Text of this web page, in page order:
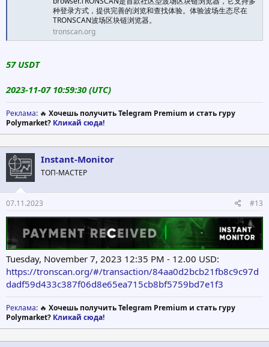
种登录方式，提供完善的浏览和查找体验。体验波场生态尽在
TRONSCAN波场区块链浏览器。
tronscan.org
57 USDT
2023-11-07 10:59:30 (UTC)
Реклама: 🔥 Хочешь получить Telegram Premium и стать гуру
Polymarket? Кликай сюда!
Instant-Monitor
ТОП-МАСТЕР
07.11.2023 #13
Tuesday, November 7, 2023 12:35 PM - 12.00 USD:
https://tronscan.org/#/transaction/84aa0d2bcb21fb8c9c97d
dadf59d433c387f06d8e65ea715cb8bf5759bd7e1f3
Реклама: 🔥 Хочешь получить Telegram Premium и стать гуру
Polymarket? Кликай сюда!